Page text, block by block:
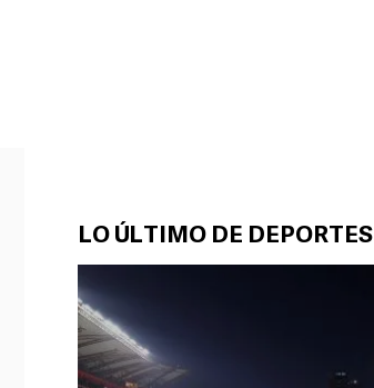
LO ÚLTIMO DE DEPORTES